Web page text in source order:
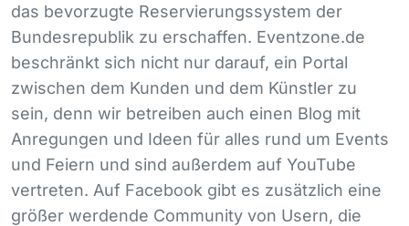
das bevorzugte Reservierungssystem der
Bundesrepublik zu erschaffen. Eventzone.de
beschränkt sich nicht nur darauf, ein Portal
zwischen dem Kunden und dem Künstler zu
sein, denn wir betreiben auch einen Blog mit
Anregungen und Ideen für alles rund um Events
und Feiern und sind außerdem auf YouTube
vertreten. Auf Facebook gibt es zusätzlich eine
größer werdende Community von Usern, die